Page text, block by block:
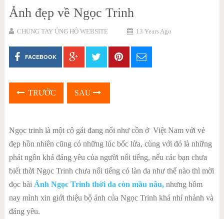
Ảnh đẹp về Ngọc Trinh
CHUNG TAY ỦNG HỘ WEBSITE 13 Years Ago
FACEBOOK
TRƯỚC SAU
Ngọc trinh là một cô gái đang nổi như cồn ở Việt Nam với vẻ
đẹp hồn nhiên cũng có những lúc bốc lửa, cùng với đó là những
phát ngôn khá đáng yêu của người nổi tiếng, nếu các bạn chưa
biết thời Ngọc Trinh chưa nổi tiếng có làn da như thế nào thì mời
đọc bài Ảnh Ngọc Trinh thời da còn mầu nâu, nhưng hôm
nay mình xin giới thiệu bộ ảnh của Ngọc Trinh khá nhí nhảnh và
đáng yêu.